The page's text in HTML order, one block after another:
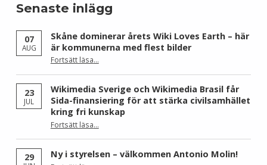
Senaste inlägg
07
AUG
Skåne dominerar årets Wiki Loves Earth – här
är kommunerna med flest bilder
Fortsätt läsa“Skåne dominerar årets Wiki Loves Earth – här är kommunerna med flest bilder”
…
23
JUL
Wikimedia Sverige och Wikimedia Brasil får
Sida-finansiering för att stärka civilsamhället
kring fri kunskap
Fortsätt läsa“Wikimedia Sverige och Wikimedia Brasil får Sida-finansiering för att stärka civilsamhället kring fri kunskap”
…
29 Ny i styrelsen – välkommen Antonio Molin!